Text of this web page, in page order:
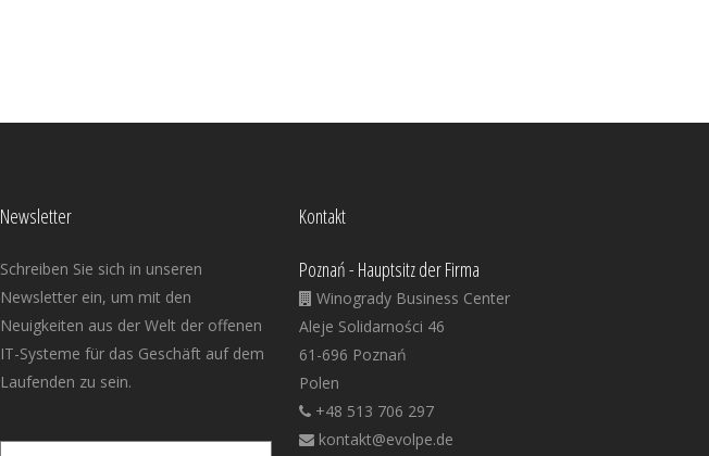
Newsletter
Schreiben Sie sich in unseren
Newsletter ein, um mit den
Neuigkeiten aus der Welt der offenen
IT-Systeme für das Geschäft auf dem
Laufenden zu sein.
Kontakt
Poznań - Hauptsitz der Firma
Winogrady Business Center
Aleje Solidarności 46
61-696 Poznań
Polen
+48 513 706 297
kontakt@evolpe.de